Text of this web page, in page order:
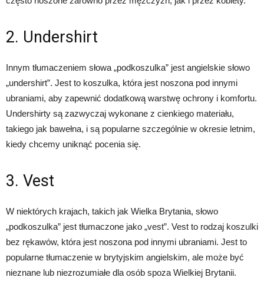
2. Undershirt
Innym tłumaczeniem słowa „podkoszulka” jest angielskie słowo
„undershirt”. Jest to koszulka, która jest noszona pod innymi
ubraniami, aby zapewnić dodatkową warstwę ochrony i komfortu.
Undershirty są zazwyczaj wykonane z cienkiego materiału,
takiego jak bawełna, i są popularne szczególnie w okresie letnim,
kiedy chcemy uniknąć pocenia się.
3. Vest
W niektórych krajach, takich jak Wielka Brytania, słowo
„podkoszulka” jest tłumaczone jako „vest”. Vest to rodzaj koszulki
bez rękawów, która jest noszona pod innymi ubraniami. Jest to
popularne tłumaczenie w brytyjskim angielskim, ale może być
nieznane lub niezrozumiałe dla osób spoza Wielkiej Brytanii.